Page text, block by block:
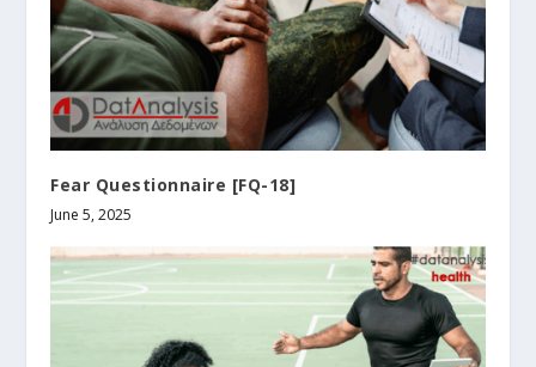
Fear Questionnaire [FQ-18]
June 5, 2025